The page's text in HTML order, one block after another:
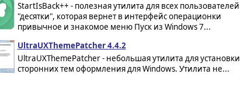
StartIsBack++ - полезная утилита для всех пользователей
"десятки", которая вернет в интерфейс операционки
привычное и знакомое меню Пуск из Windows 7...
UltraUXThemePatcher 4.4.2
UltraUXThemePatcher - небольшая утилита для установки
сторонних тем оформления для Windows. Утилита не...